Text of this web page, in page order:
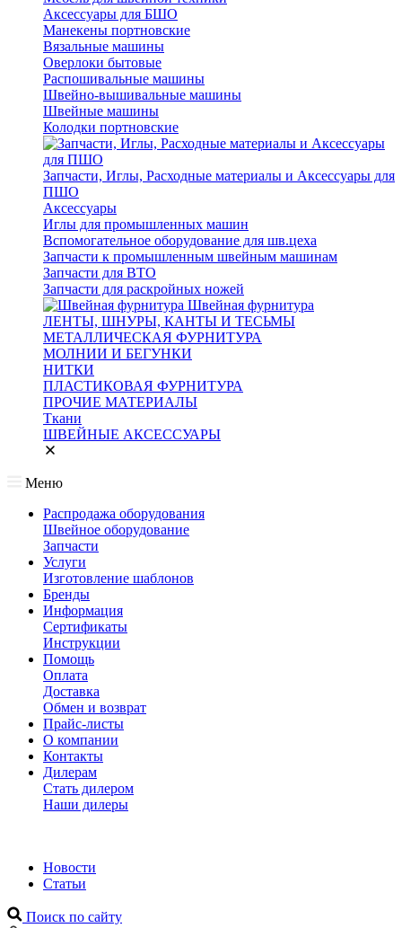
Аксессуары для БШО
Манекены портновские
Вязальные машины
Оверлоки бытовые
Распошивальные машины
Швейно-вышивальные машины
Швейные машины
Колодки портновские
Запчасти, Иглы, Расходные материалы и Аксессуары для
ПШО
Аксессуары
Иглы для промышленных машин
Вспомогательное оборудование для шв.цеха
Запчасти к промышленным швейным машинам
Запчасти для ВТО
Запчасти для раскройных ножей
Швейная фурнитура
ЛЕНТЫ, ШНУРЫ, КАНТЫ И ТЕСЬМЫ
МЕТАЛЛИЧЕСКАЯ ФУРНИТУРА
МОЛНИИ И БЕГУНКИ
НИТКИ
ПЛАСТИКОВАЯ ФУРНИТУРА
ПРОЧИЕ МАТЕРИАЛЫ
Ткани
ШВЕЙНЫЕ АКСЕССУАРЫ
Меню
Распродажа оборудования
Швейное оборудование
Запчасти
Услуги
Изготовление шаблонов
Бренды
Информация
Сертификаты
Инструкции
Помощь
Оплата
Доставка
Обмен и возврат
Прайс-листы
О компании
Контакты
Дилерам
Стать дилером
Наши дилеры
Новости
Статьи
Поиск по сайту